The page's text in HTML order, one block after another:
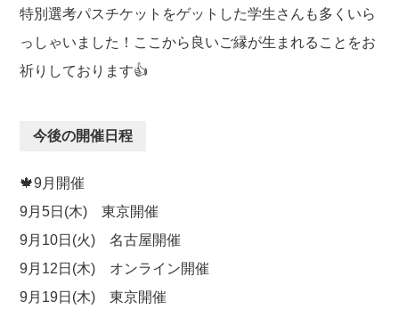
特別選考パスチケットをゲットした学生さんも多くいら
っしゃいました！ここから良いご縁が生まれることをお
祈りしております👍
今後の開催日程
🍁9月開催
9月5日(木) 東京開催
9月10日(火) 名古屋開催
9月12日(木) オンライン開催
9月19日(木) 東京開催